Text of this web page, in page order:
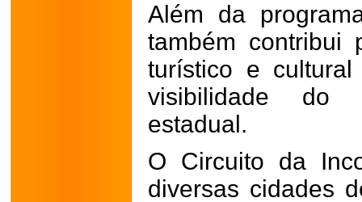
Além da
também contribui
turístico e
visibilidade do
estadual.
O Circuito da
diversas cidades